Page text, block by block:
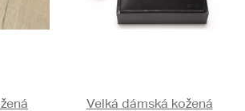
Velká dámská kožená